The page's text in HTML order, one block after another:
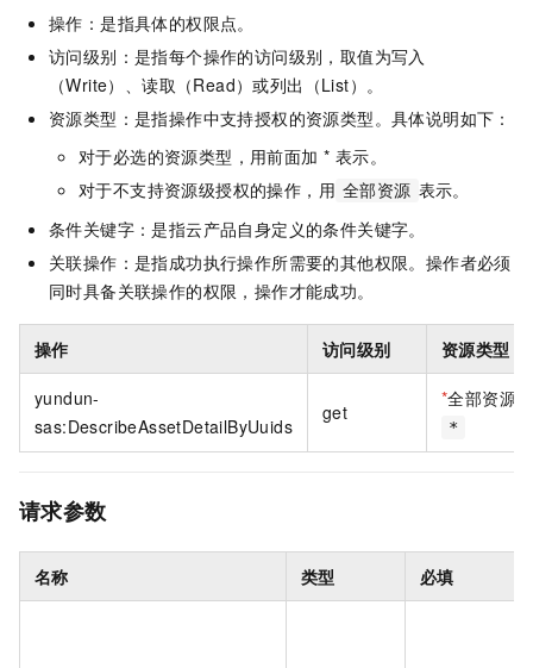
操作：是指具体的权限点。
访问级别：是指每个操作的访问级别，取值为写入
（Write）、读取（Read）或列出（List）。
资源类型：是指操作中支持授权的资源类型。具体说明如下：
对于必选的资源类型，用前面加 * 表示。
对于不支持资源级授权的操作，用 全部资源 表示。
条件关键字：是指云产品自身定义的条件关键字。
关联操作：是指成功执行操作所需要的其他权限。操作者必须
同时具备关联操作的权限，操作才能成功。
操作 访问级别 资源类型
yundun-
sas:DescribeAssetDetailByUuids
get
*全部资源
*
请求参数
名称 类型 必填